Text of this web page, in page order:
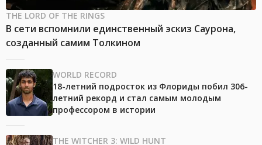
THE LORD OF THE RINGS
В сети вспомнили единственный эскиз Саурона,
созданный самим Толкином
WORLD RECORD
18-летний подросток из Флориды побил 306-
летний рекорд и стал самым молодым
профессором в истории
THE WITCHER 3: WILD HUNT